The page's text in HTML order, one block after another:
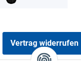
Vertrag widerrufen